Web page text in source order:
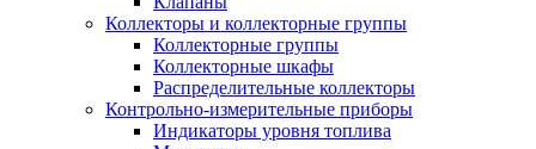
Коллекторы и коллекторные группы
Коллекторные группы
Коллекторные шкафы
Распределительные коллекторы
Контрольно-измерительные приборы
Индикаторы уровня топлива